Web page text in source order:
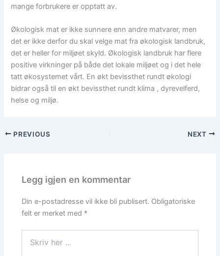
mange forbrukere er opptatt av.
Økologisk mat er ikke sunnere enn andre matvarer, men
det er ikke derfor du skal velge mat fra økologisk landbruk,
det er heller for miljøet skyld. Økologisk landbruk har flere
positive virkninger på både det lokale miljøet og i det hele
tatt økosystemet vårt. En økt bevissthet rundt økologi
bidrar også til en økt bevissthet rundt klima , dyrevelferd,
helse og miljø.
PREVIOUS NEXT
Legg igjen en kommentar
Din e-postadresse vil ikke bli publisert. Obligatoriske
felt er merket med *
her